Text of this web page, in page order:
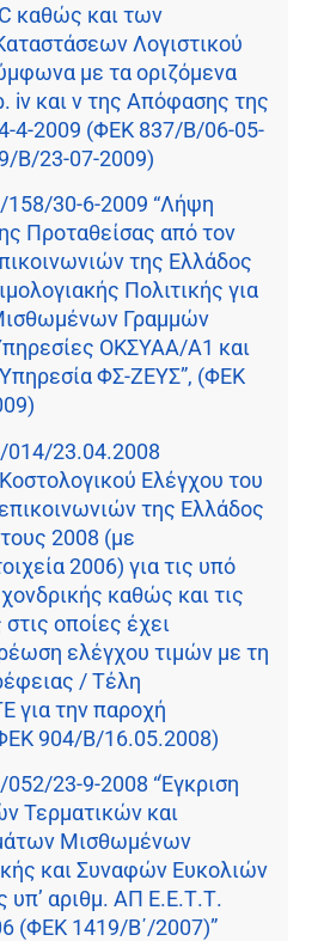
καθώς και των
Λογιστικού
με τα οριζόμενα
iv και v της Απόφασης της
4-2009 (ΦΕΚ 837/Β/06-05-
Β/23-07-2009)
30-6-2009 “Λήψη
Προταθείσας από τον
της Ελλάδος
Πολιτικής για
Γραμμών
ΟΚΣΥΑΑ/Α1 και
Υπηρεσία ΦΣ-ΖΕΥΣ”, (ΦΕΚ
23.04.2008
Ελέγχου του
της Ελλάδος
2008 (με
2006) για τις υπό
καθώς και τις
οποίες έχει
ελέγχου τιμών με τη
/ Τέλη
για την παροχή
904/Β/16.05.2008)
23-9-2008 “Έγκριση
Τερματικών και
Μισθωμένων
και Συναφών Ευκολιών
υπ’ αριθμ. ΑΠ Ε.Ε.Τ.Τ.
(ΦΕΚ 1419/Β΄/2007)”